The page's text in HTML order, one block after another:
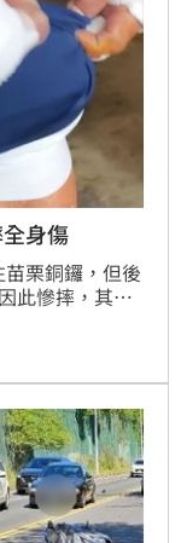
身傷
栗銅鑼，但後
此慘摔，其中
千元罰鍰，加